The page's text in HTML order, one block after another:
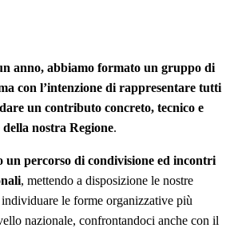
anno, abbiamo formato un gruppo di
con l’intenzione di rappresentare tutti
un contributo concreto, tecnico e
nostra Regione.
un percorso di condivisione ed incontri
, mettendo a disposizione le nostre
le forme organizzative più
nazionale, confrontandoci anche con il